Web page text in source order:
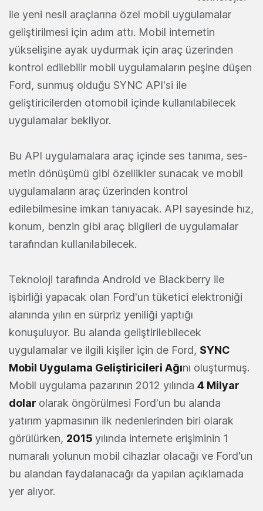
ile yeni nesil araçlarına özel mobil uygulamalar
geliştirilmesi için adım attı. Mobil internetin
yükselişine ayak uydurmak için araç üzerinden
kontrol edilebilir mobil uygulamaların peşine düşen
Ford, sunmuş olduğu SYNC API'si ile
geliştiricilerden otomobil içinde kullanılabilecek
uygulamalar bekliyor.
Bu API uygulamalara araç içinde ses tanıma, ses-
metin dönüşümü gibi özellikler sunacak ve mobil
uygulamaların araç üzerinden kontrol
edilebilmesine imkan tanıyacak. API sayesinde hız,
konum, benzin gibi araç bilgileri de uygulamalar
tarafından kullanılabilecek.
Teknoloji tarafında Android ve Blackberry ile
işbirliği yapacak olan Ford'un tüketici elektroniği
alanında yılın en sürpriz yeniliği yaptığı
konuşuluyor. Bu alanda geliştirilebilecek
uygulamalar ve ilgili kişiler için de Ford, SYNC
Mobil Uygulama Geliştiricileri Ağını oluşturmuş.
Mobil uygulama pazarının 2012 yılında 4 Milyar
dolar olarak öngörülmesi Ford'un bu alanda
yatırım yapmasının ilk nedenlerinden biri olarak
görülürken, 2015 yılında internete erişiminin 1
numaralı yolunun mobil cihazlar olacağı ve Ford'un
bu alandan faydalanacağı da yapılan açıklamada
yer alıyor.